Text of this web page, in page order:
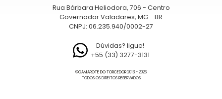
Rua Bárbara Heliodora, 706 - Centro
Governador Valadares, MG - BR
CNPJ: 06.235.940/0002-27
Dúvidas? ligue!
+55 (33) 3277-3131
©CAMAROTE DO TORCEDOR2013 - 2026
TODOS OS DIREITOS RESERVADOS